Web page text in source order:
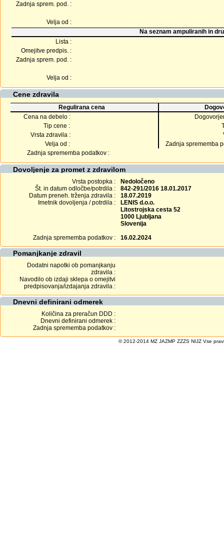
Zadnja sprem. pod. :
Velja od :
Na seznam ampuliranih in
Lista :
Omejitve predpis. :
Zadnja sprem. pod. :
Velja od :
Cene zdravila
Regulirana cena
Cena na debelo :
Tip cene :
Vrsta zdravila :
Velja od :
Zadnja sprememba
Zadnja sprememba podatkov :
Dovoljenje za promet z zdravilom
Vrsta postopka :
Nedoločeno
Št. in datum odločbe/potrdila :
842-291/2016 18.01.2017
Datum preneh. trženja zdravila :
18.07.2019
Imetnik dovoljenja / potrdila :
LENIS d.o.o.
Litostrojska cesta 52
1000 Ljubljana
Slovenija
Zadnja sprememba podatkov :
16.02.2024
Pomanjkanje zdravil
Dodatni napotki ob pomanjkanju
zdravila :
Navodilo ob izdaji sklepa o omejitvi
predpisovanja/izdajanja zdravila :
Dnevni definirani odmerek
Količina za preračun DDD :
Dnevni definirani odmerek :
Zadnja sprememba podatkov :
© 2012-2014 MZ JAZMP ZZZS NIJZ Vse